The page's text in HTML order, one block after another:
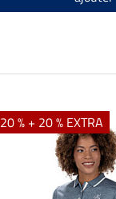
20 % + 20 % EXTRA